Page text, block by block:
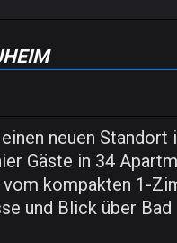
neuen
Gäste in 34
kompakten 1-
und Blick über Bad